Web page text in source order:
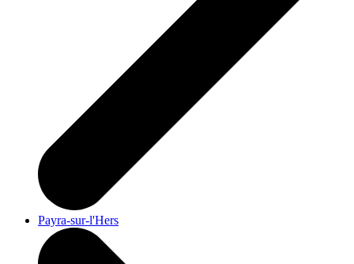
Payra-sur-l'Hers